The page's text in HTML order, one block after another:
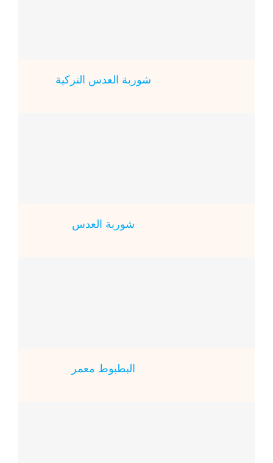
شوربة العدس التركية
شوربة العدس
البطبوط معمر